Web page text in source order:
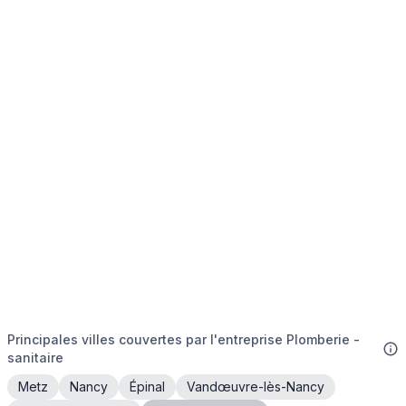
Principales villes couvertes par l'entreprise Plomberie -
sanitaire
Metz
Nancy Épinal
Vandœuvre-lès-Nancy